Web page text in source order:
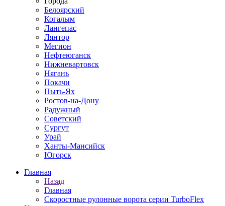
Белоярский
Когалым
Лангепас
Лянтор
Мегион
Нефтеюганск
Нижневартовск
Нягань
Покачи
Пыть-Ях
Рoстов-на-Дону
Радужный
Советский
Сургут
Урай
Ханты-Мансийск
Югорск
Главная
Назад
Главная
Скоростные рулонные ворота серии TurboFlex